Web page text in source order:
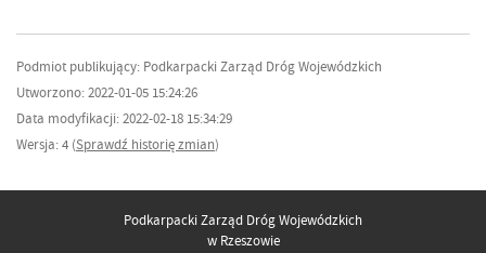
Podmiot publikujący: Podkarpacki Zarząd Dróg Wojewódzkich
Utworzono: 2022-01-05 15:24:26
Data modyfikacji: 2022-02-18 15:34:29
Wersja: 4 (Sprawdź historię zmian)
Podkarpacki Zarząd Dróg Wojewódzkich
w Rzeszowie